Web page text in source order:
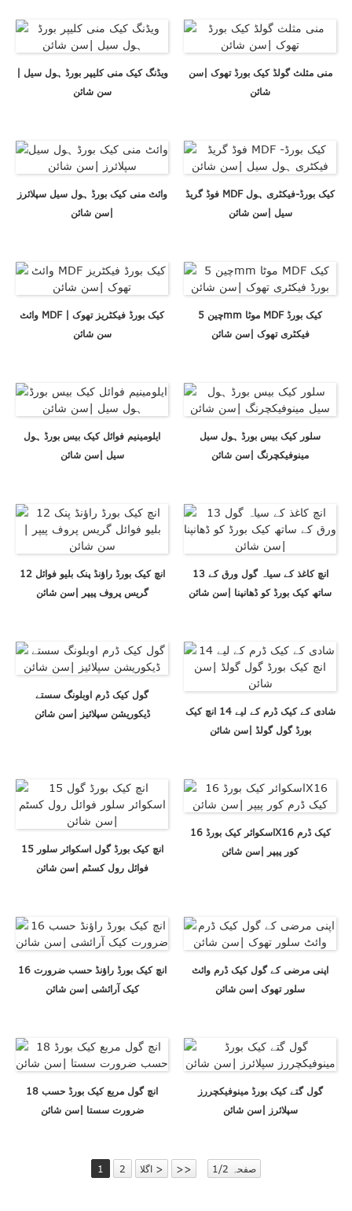
ویڈنگ کیک منی کلیپر بورڈ ہول سیل |
سن شائن
منی مثلث گولڈ کیک بورڈ تھوک |سن
شائن
وائٹ منی کیک بورڈ ہول سیل سپلائرز
|سن شائن
فوڈ گریڈ MDF کیک بورڈ-فیکٹری ہول
سیل |سن شائن
وائٹ MDF کیک بورڈ فیکٹریز تھوک |
سن شائن
چین 5mm موٹا MDF کیک بورڈ
فیکٹری تھوک |سن شائن
ایلومینیم فوائل کیک بیس بورڈ ہول
سیل |سن شائن
سلور کیک بیس بورڈ ہول سیل
مینوفیکچرنگ |سن شائن
12 انچ کیک بورڈ راؤنڈ پنک بلیو فوائل
گریس پروف پیپر |سن شائن
13 انچ کاغذ کے سیاہ گول ورق کے
ساتھ کیک بورڈ کو ڈھانپنا |سن شائن
گول کیک ڈرم اوبلونگ سستے
ڈیکوریشن سپلائیز |سن شائن
شادی کے کیک ڈرم کے لیے 14 انچ کیک
بورڈ گول گولڈ |سن شائن
15 انچ کیک بورڈ گول اسکوائر سلور
فوائل رول کسٹم |سن شائن
اسکوائر کیک بورڈ 16X16 کیک ڈرم
کور پیپر |سن شائن
16 انچ کیک بورڈ راؤنڈ حسب ضرورت
کیک آرائشی |سن شائن
اپنی مرضی کے گول کیک ڈرم وائٹ
سلور تھوک |سن شائن
18 انچ گول مربع کیک بورڈ حسب
ضرورت سستا |سن شائن
گول گتے کیک بورڈ مینوفیکچررز
سپلائرز |سن شائن
1 2 اگلا > >> صفحہ 1/2